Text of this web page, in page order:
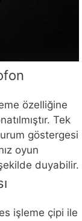
özelliğine
Tek
göstergesi
oyun
duyabilir.
işleme çipi ile